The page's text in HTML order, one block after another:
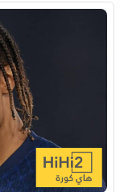
اودينيزي